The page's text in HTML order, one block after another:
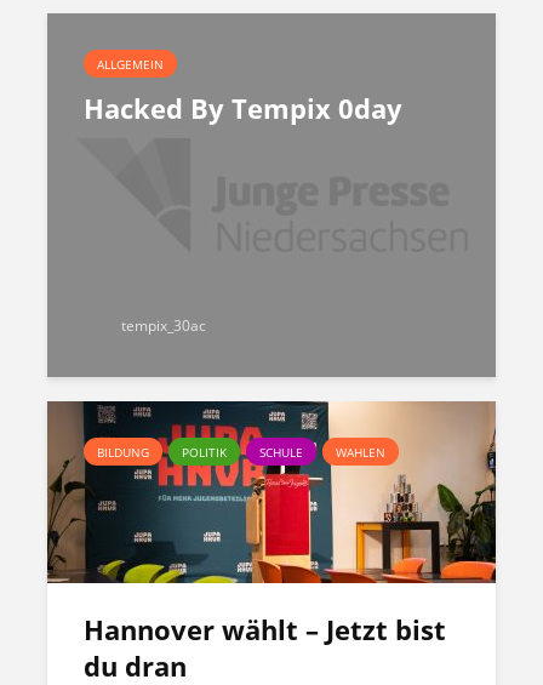
ALLGEMEIN
Hacked By Tempix 0day
tempix_30ac
BILDUNG POLITIK SCHULE WAHLEN
Hannover wählt – Jetzt bist
du dran